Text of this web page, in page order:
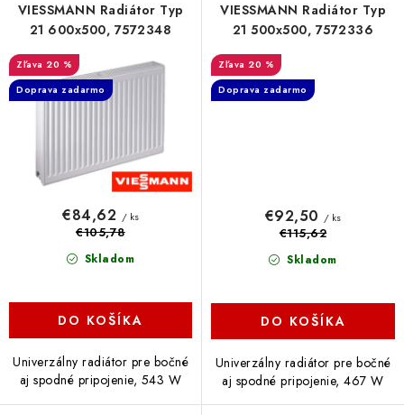
VIESSMANN Radiátor Typ
21 600x500, 7572348
20 %
Doprava zadarmo
Skladom
€84,62 / ks
€105,78
DO KOŠÍKA
Univerzálny radiátor pre bočné
aj spodné pripojenie, 543 W
VIESSMANN Radiátor Typ
21 500x500, 7572336
20 %
Doprava zadarmo
Skladom
€92,50 / ks
€115,62
DO KOŠÍKA
Univerzálny radiátor pre bočné
aj spodné pripojenie, 467 W